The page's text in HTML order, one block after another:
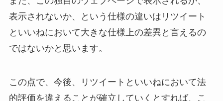
表示されないか、という仕様の違いはリツイート
といいねにおいて大きな仕様上の差異と言えるの
ではないかと思います。
この点で、今後、リツイートといいねにおいて法
的評価を違えることが確立していくとすれば、こ